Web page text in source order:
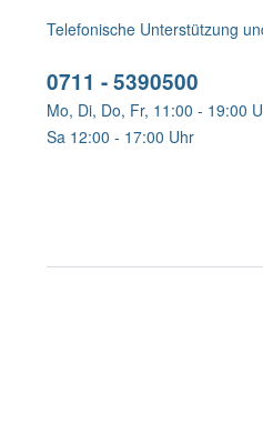
Telefonische Unterstützung
0711 - 5390500
Mo, Di, Do, Fr, 11:00 - 19:00
Sa 12:00 - 17:00 Uhr